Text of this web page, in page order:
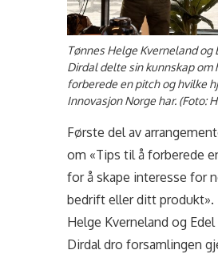
Tønnes Helge Kverneland og
Dirdal delte sin kunnskap om
forberede en pitch og hvilke
Innovasjon Norge har. (Foto:
Første del av
om «Tips til å forberede
for å skape interesse for
bedrift eller ditt produkt».
Helge Kverneland og
Dirdal dro forsamlingen